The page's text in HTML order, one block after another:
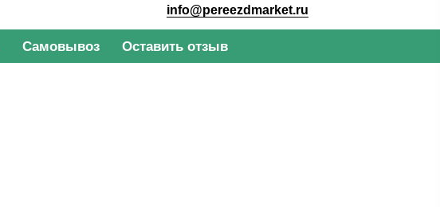
info@pereezdmarket.ru
Самовывоз Оставить отзыв